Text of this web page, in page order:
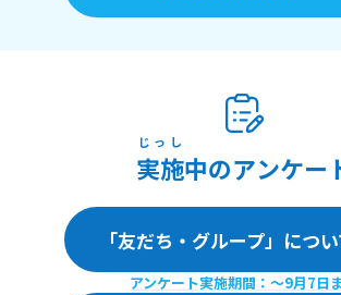
実施
じっし
中のアンケー
「友だち・グループ」につ
アンケート実施期間：〜9月7日